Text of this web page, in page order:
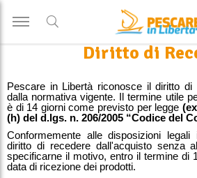
Diritto di
Pescare in Libertà riconosce il diritto
dalla normativa vigente. Il termine utile
è di 14 giorni come previsto per legge
(h) del d.lgs. n. 206/2005 “Codice del
Conformemente alle disposizioni
diritto di recedere dall'acquisto senza
specificarne il motivo, entro il termine di
data di ricezione dei prodotti.